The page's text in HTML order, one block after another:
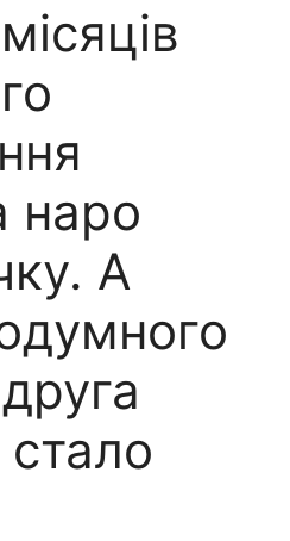
наро
А
стало